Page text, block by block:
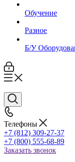
Обучение
Разное
Б/У
Телефоны
+7 (812) 309-27-37
+7 (800) 555-68-89
Заказать звонок